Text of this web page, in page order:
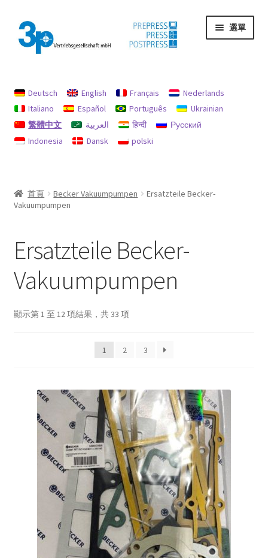
跳
至
導
跳
至
主
容
選單
印記
我的帳戶
退款和退貨政策
Deutsch English Français
Nederlands
Italiano
Español Português
Ukrainian
繁體中文
العربية हिन्दी
Русский
Indonesia
Dansk polski
首頁 Becker Vakuumpumpen
Ersatzteile Becker-
Vakuumpumpen
Ersatzteile Becker-
Vakuumpumpen
顯示第 1 至 12 項結果，共 33 項
1 2 3